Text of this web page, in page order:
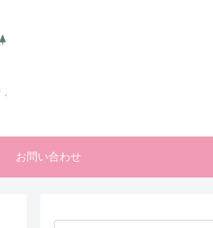
お問い合わせ